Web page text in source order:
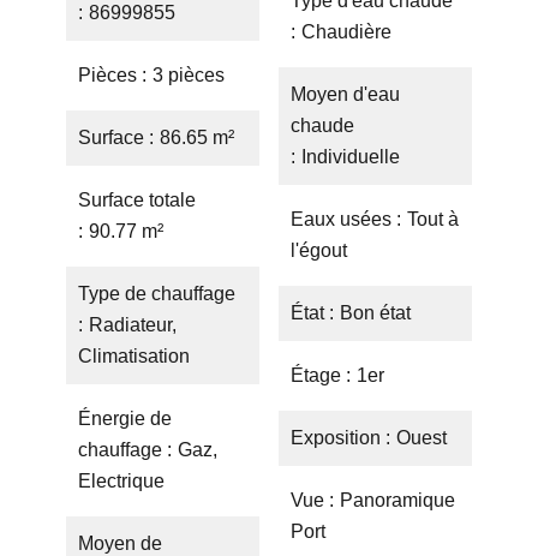
86999855
Pièces 3 pièces
Surface 86.65 m²
Surface totale
90.77 m²
Type de chauffage
Radiateur,
Climatisation
Énergie de
chauffage
Gaz,
Electrique
Moyen de
Chaudière
Moyen d'eau
chaude
Individuelle
Eaux usées
Tout à
l'égout
État Bon état
Étage 1er
Exposition Ouest
Vue
Panoramique
Port